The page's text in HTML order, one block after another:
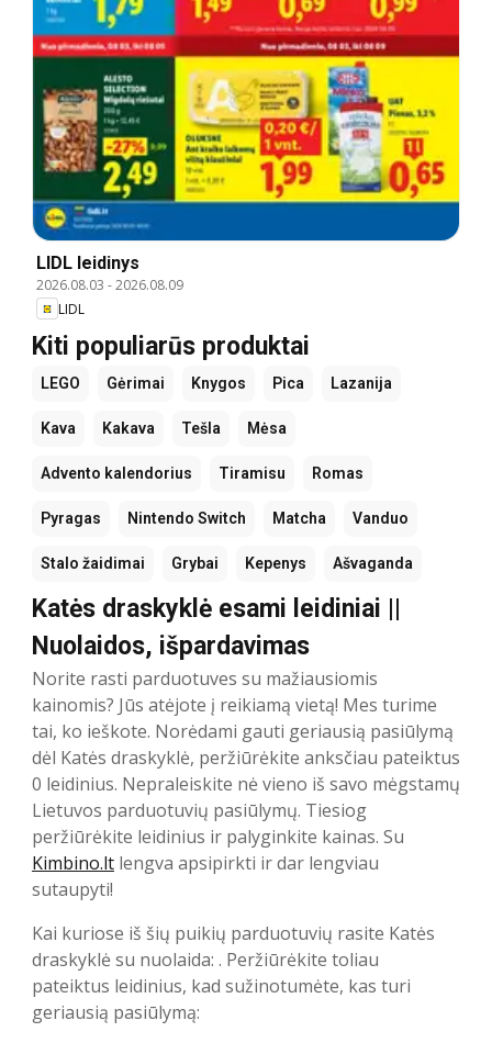
LIDL leidinys
2026.08.03 -2026.08.09
LIDL
Kiti populiarūs produktai
LEGO Gėrimai Knygos Pica Lazanija
Kava Kakava Tešla Mėsa
Advento kalendorius Tiramisu Romas
Pyragas Nintendo Switch Matcha Vanduo
Stalo žaidimai Grybai Kepenys Ašvaganda
Katės draskyklė esami leidiniai ||
Nuolaidos, išpardavimas
Norite rasti parduotuves su mažiausiomis
kainomis? Jūs atėjote į reikiamą vietą! Mes turime
tai, ko ieškote. Norėdami gauti geriausią pasiūlymą
dėl Katės draskyklė, peržiūrėkite anksčiau pateiktus
0 leidinius. Nepraleiskite nė vieno iš savo mėgstamų
Lietuvos parduotuvių pasiūlymų. Tiesiog
peržiūrėkite leidinius ir palyginkite kainas. Su
Kimbino.lt lengva apsipirkti ir dar lengviau
sutaupyti!
Kai kuriose iš šių puikių parduotuvių rasite Katės
draskyklė su nuolaida: . Peržiūrėkite toliau
pateiktus leidinius, kad sužinotumėte, kas turi
geriausią pasiūlymą: